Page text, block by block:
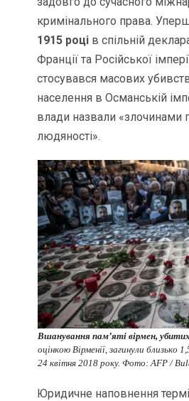
кримінального права.
1915 році в спільній
Франції та Російської
стосувався масових
населення в Османській
влади назвали «злочинами
людяності».
Вшанування пам’яті вірмен,
оцінкою Вірменії, загинули близько
24 квітня 2018 року. Фото: AFP /
Юридичне наповнення